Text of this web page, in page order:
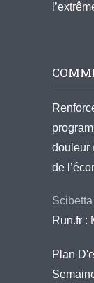
douleur
de
Scibetta
Run.fr :
Plan